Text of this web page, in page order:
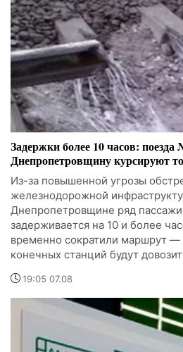
Задержки более 10 часов:
Днепропетровщину курсируют
Из-за повышенной угрозы
железнодорожной
Днепропетровщине ряд
задерживается на 10 и более
временно сократили маршрут —
конечных станций будут
19:05 07.08